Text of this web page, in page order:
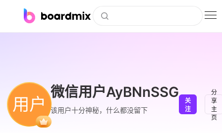
下载
会员
企业服务
用户
微信用户AyBNnSSG
该用户十分神秘，什么都没留下
关
注
分
享
主
页